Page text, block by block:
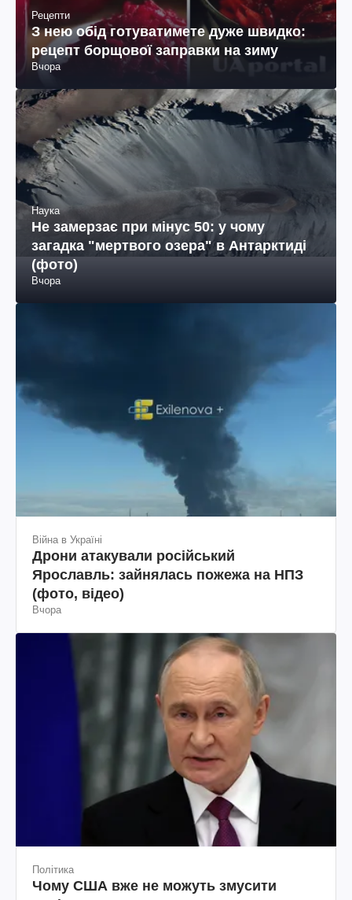
Наука
Не замерзає при мінус 50: у чому
загадка "мертвого озера" в Антарктиді
(фото)
Вчора
Війна в Україні
Дрони атакували російський
Ярославль: зайнялась пожежа на НПЗ
Чому США вже не можуть змусити
Путіна до миру